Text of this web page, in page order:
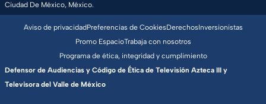
Ciudad De México, México.
Aviso de privacidadPreferencias de CookiesDerechosInversionistas
Promo EspacioTrabaja con nosotros
Programa de ética, integridad y cumplimiento
Defensor de Audiencias y Código de Ética de Televisión Azteca III y
Televisora del Valle de México